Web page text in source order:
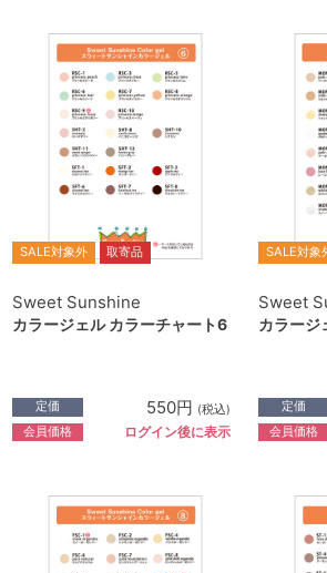
SALE対象外 取寄品
Sweet Sunshine
カラージェル カラーチャート6
定価 550円 (税込)
会員価格 ログイン後に表示
SALE対象
Sweet
カラージ
定価
会員価格